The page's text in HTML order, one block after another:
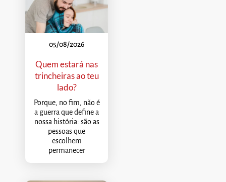
05/08/2026
Quem estará nas
trincheiras ao teu
lado?
Porque, no fim, não é
a guerra que define a
nossa história: são as
pessoas que
escolhem
permanecer